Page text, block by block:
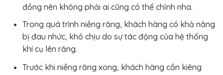
đồng nên không phải ai cũng có thể chỉnh nha.
Trong quá trình niềng răng, khách hàng có khả năng
bị đau nhức, khó chịu do sự tác động của hệ thống
khí cụ lên răng.
Trước khi niềng răng xong, khách hàng cần kiêng